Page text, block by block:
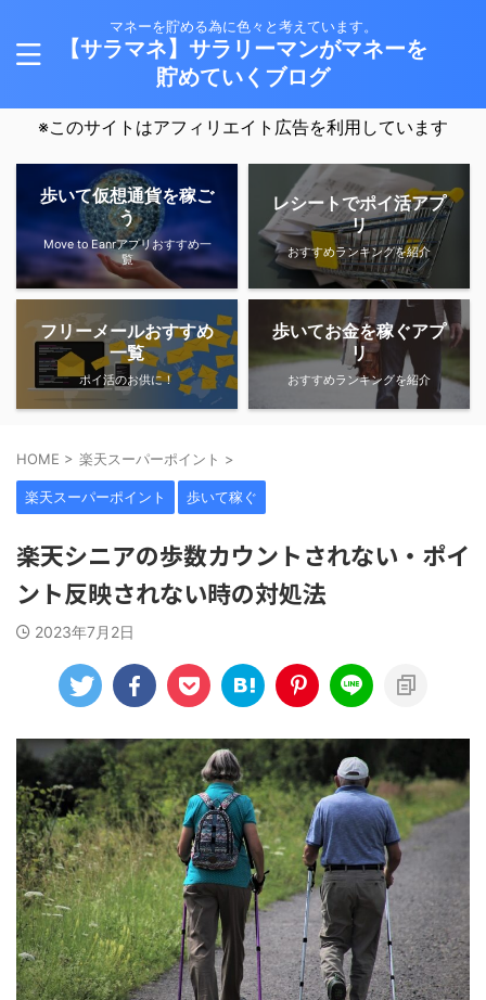
マネーを貯める為に色々と考えています。
【サラマネ】サラリーマンがマネーを
貯めていくブログ
※このサイトはアフィリエイト広告を利用しています
歩いて仮想通貨を稼ご
う
Move to Eanrアプリおすすめ一
覧
レシートでポイ活アプ
リ
おすすめランキングを紹介
フリーメールおすすめ
一覧
ポイ活のお供に！
歩いてお金を稼ぐアプ
リ
おすすめランキングを紹介
HOME > 楽天スーパーポイント >
楽天スーパーポイント 歩いて稼ぐ
楽天シニアの歩数カウントされない・ポイ
ント反映されない時の対処法
2023年7月2日